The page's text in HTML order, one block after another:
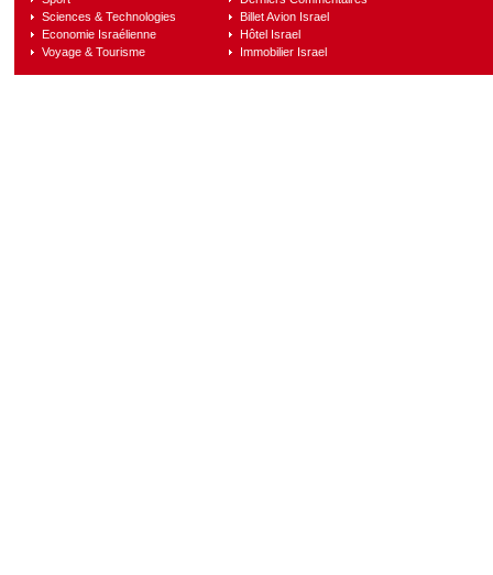
Sciences & Technologies
Economie Israélienne
Voyage & Tourisme
Billet Avion Israel
Hôtel Israel
Immobilier Israel